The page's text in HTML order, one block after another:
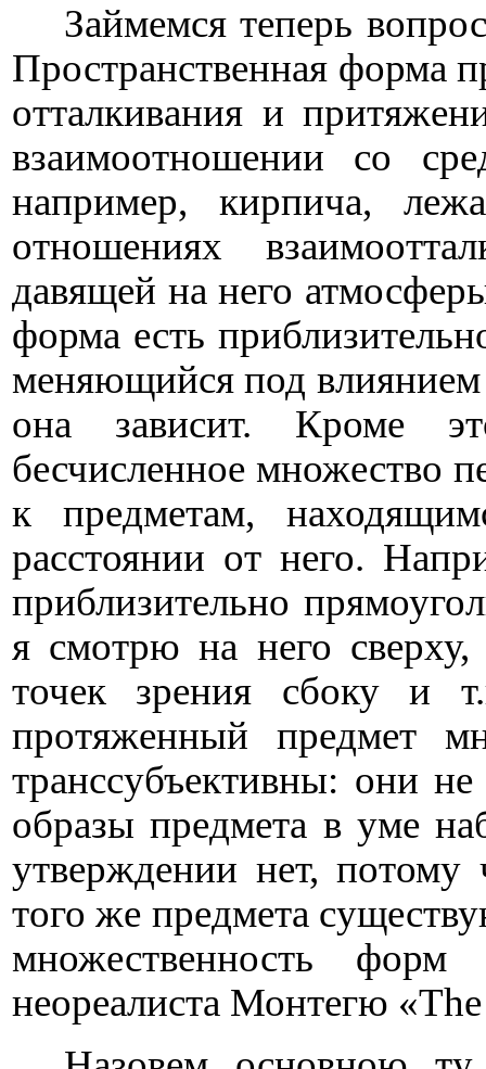
Займемся теперь
Пространственная форма
отталкивания и
взаимоотношении со
например, кирпича,
отношениях
давящей на него
форма есть
меняющийся под влиянием
она зависит. Кроме
бесчисленное множество
к предметам,
расстоянии от него.
приблизительно
я смотрю на него
точек зрения сбоку и
протяженный предмет
транссубъективны: они
образы предмета в уме
утверждении нет,
того же предмета
множественность
неореалиста Монтегю